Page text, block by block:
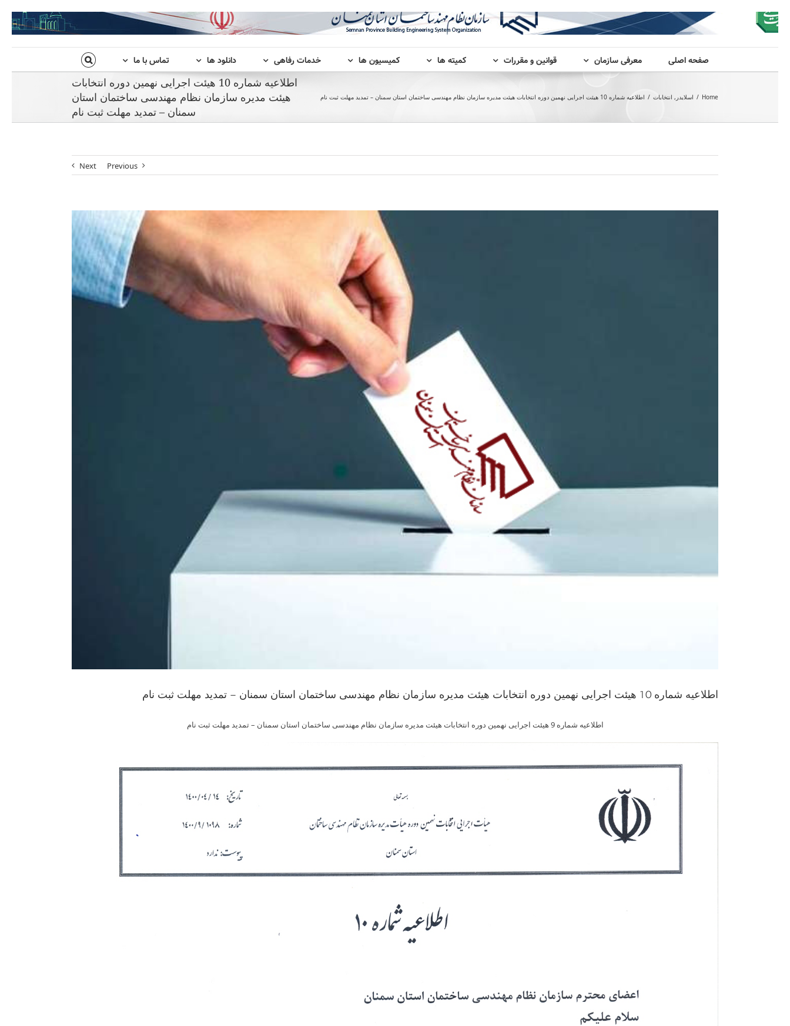
صفحه اصلی معرفی سازمان قوانین و مقررات کمیته ها کمیسیون ها خدمات رفاهی دانلود ها تماس با ما
اطلاعیه شماره 10 هیئت اجرایی نهمین دوره انتخابات
هیئت مدیره سازمان نظام مهندسی ساختمان استان
سمنان – تمدید مهلت ثبت نام
Home
/ اسلایدر , انتخابات / اطلاعیه شماره 10 هیئت اجرایی نهمین دوره انتخابات هیئت مدیره سازمان نظام مهندسی ساختمان استان سمنان – تمدید مهلت ثبت نام
Previous
Next
اطلاعیه شماره 10 هیئت اجرایی نهمین دوره انتخابات هیئت مدیره سازمان نظام مهندسی ساختمان استان سمنان – تمدید مهلت ثبت نام
اطلاعیه شماره 9 هیئت اجرایی نهمین دوره انتخابات هیئت مدیره سازمان نظام مهندسی ساختمان استان سمنان – تمدید مهلت ثبت نام